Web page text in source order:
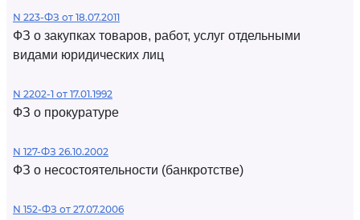
N 223-ФЗ от 18.07.2011
ФЗ о закупках товаров, работ, услуг отдельными
видами юридических лиц
N 2202-1 от 17.01.1992
ФЗ о прокуратуре
N 127-ФЗ 26.10.2002
ФЗ о несостоятельности (банкротстве)
N 152-ФЗ от 27.07.2006